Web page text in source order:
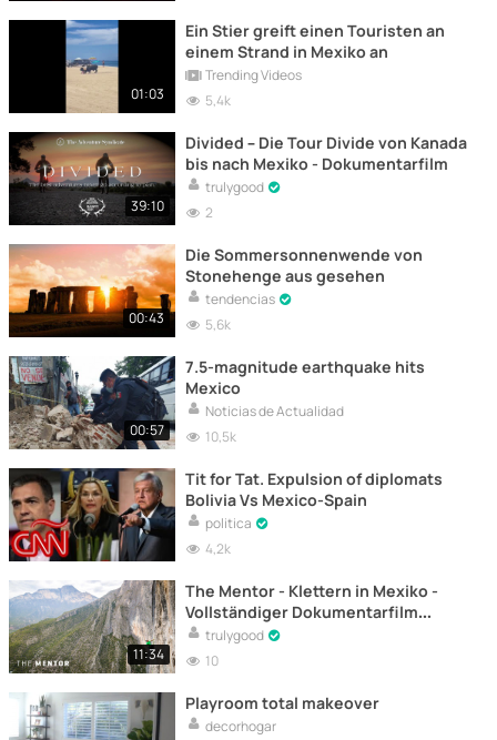
01:03
Ein Stier greift einen Touristen an
einem Strand in Mexiko an
Trending Videos
5,4k
39:10
Divided – Die Tour Divide von Kanada
bis nach Mexiko - Dokumentarfilm
trulygood
2
00:43
Die Sommersonnenwende von
Stonehenge aus gesehen
tendencias
5,6k
00:57
7.5-magnitude earthquake hits
Mexico
Noticias de Actualidad
10,5k
Tit for Tat. Expulsion of diplomats
Bolivia Vs Mexico-Spain
politica
4,2k
11:34
The Mentor - Klettern in Mexiko -
Vollständiger Dokumentarfilm
online
trulygood
10
Playroom total makeover
decorhogar